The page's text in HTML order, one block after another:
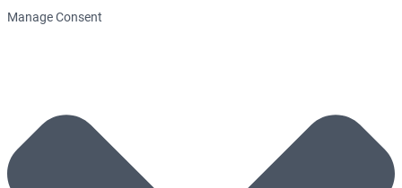
Manage Consent